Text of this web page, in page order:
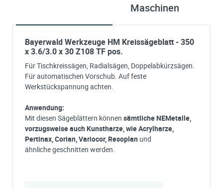
Maschinen
Bayerwald Werkzeuge HM Kreissägeblatt - 350
x 3.6/3.0 x 30 Z108 TF pos.
Für Tischkreissägen, Radialsägen, Doppelabkürzsägen.
Für automatischen Vorschub. Auf feste
Werkstückspannung achten.
Anwendung:
Mit diesen Sägeblättern können sämtliche NEMetalle,
vorzugsweise auch Kunstharze, wie Acrylharze,
Pertinax, Corian, Variocor, Resoplan und
ähnliche geschnitten werden.